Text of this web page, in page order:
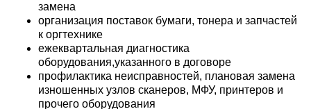
замена
организация поставок бумаги, тонера и запчастей
к оргтехнике
ежеквартальная диагностика
оборудования,указанного в договоре
профилактика неисправностей, плановая замена
изношенных узлов сканеров, МФУ, принтеров и
прочего оборудования